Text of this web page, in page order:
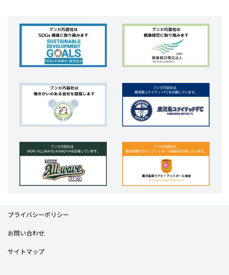
プライバシーポリシー
お問い合わせ
サイトマップ